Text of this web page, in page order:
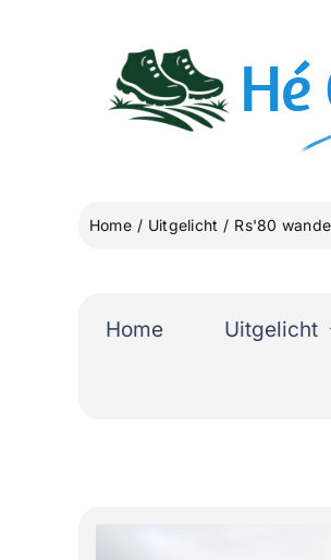
Hé
Home Uitgelicht Rs'80
Home Uitgelicht